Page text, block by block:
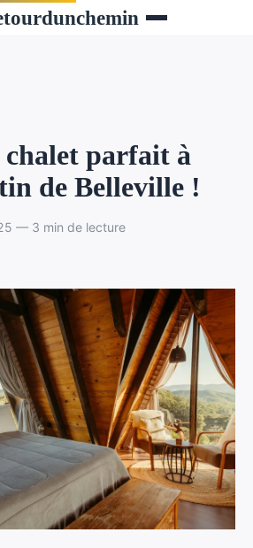
chalet parfait à
de Belleville !
— 3 min de lecture